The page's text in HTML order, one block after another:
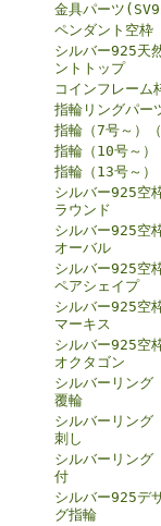
金具パーツ
ペンダント空枠
シルバー925天
ントトップ
コインフレー
指輪リングパー
指輪（7号～）（
指輪（10号～）
指輪（13号～）
シルバー925空
ラウンド
シルバー925空
オーバル
シルバー925空
ペアシェイプ
シルバー925空
マーキス
シルバー925空
オクタゴン
シルバーリン
覆輪
シルバーリン
刺し
シルバーリン
付
シルバー925デ
グ指輪